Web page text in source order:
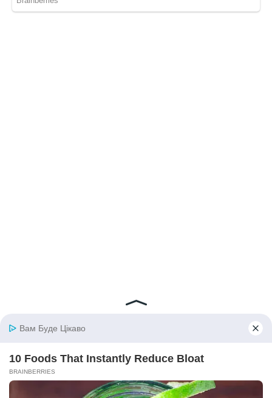
© 2026 iBilingua
Політика конфіденційності та умови користування